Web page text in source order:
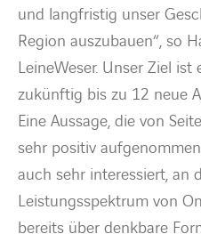
und langfristig unser
Region auszubauen“, so
LeineWeser. Unser Ziel
zukünftig bis zu 12 neue
Eine Aussage, die von
sehr positiv
auch sehr interessiert, an
Leistungsspektrum von
bereits über denkbare